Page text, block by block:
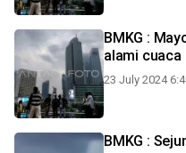
BMKG :
alami cuaca
23 July 2024
BMKG :